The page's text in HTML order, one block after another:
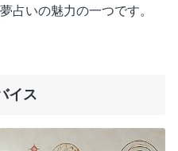
占いの魅力の一つです。
イス